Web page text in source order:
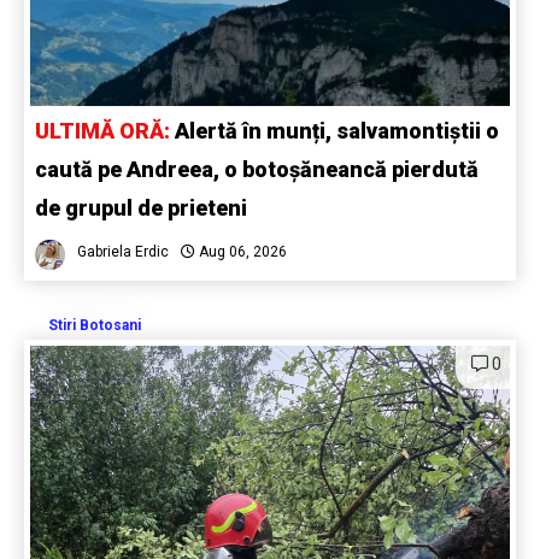
ULTIMĂ ORĂ:Alertă în munți, salvamontiștii o
caută pe Andreea, o botoșăneancă pierdută
de grupul de prieteni
Gabriela Erdic Aug 06, 2026
Stiri Botosani
0